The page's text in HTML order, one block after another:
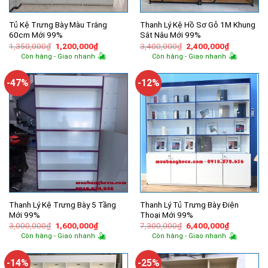
Tủ Kệ Trưng Bày Màu Trắng
60cm Mới 99%
1,350,000₫ Giá
gốc
là:
1,200,000₫Giá
hiện
tại
1,200,000₫.
Còn hàng - Giao nhanh
Thanh Lý Kệ Hồ Sơ Gỗ 1M Khung
Sắt Nâu Mới 99%
3,400,000₫ Giá
gốc
là:
2,400,000₫Giá
hiện
tại
Còn hàng - Giao nhanh
-47%
Thanh Lý Kệ Trưng Bày 5 Tầng
Mới 99%
3,000,000₫ Giá
gốc
là:
1,600,000₫Giá
hiện
tại
1,600,000₫.
Còn hàng - Giao nhanh
-12%
Thanh Lý Tủ Trưng Bày Điện
Thoại Mới 99%
7,300,000₫ Giá
gốc
là:
6,400,000₫Giá
hiện
tại
Còn hàng - Giao nhanh
-14% -25%